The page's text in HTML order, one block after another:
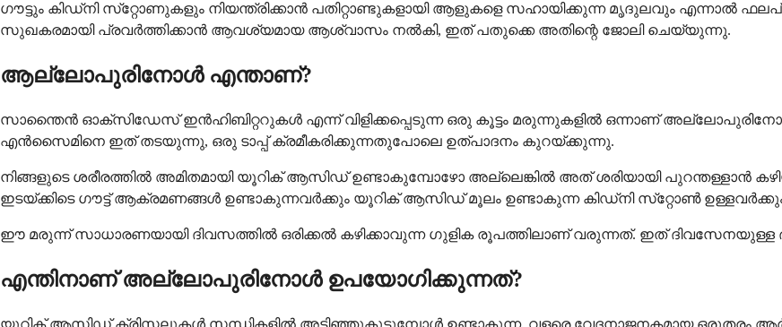
ഗൗട്ടും കിഡ്‌നി സ്‌റ്റോണുകളും നിയന്ത്രിക്കാൻ പതിറ്റാണ്ടുകളായി ആളുകളെ സഹായിക്കുന്ന മൃദുലവും എന്നാൽ
സുഖകരമായി പ്രവർത്തിക്കാൻ ആവശ്യമായ ആശ്വാസം നൽകി, ഇത് പതുക്കെ അതിന്റെ ജോലി ചെയ്യുന്നു.
ആല്ലോപുരിനോൾ എന്താണ്?
സാന്തൈൻ ഓക്സിഡേസ് ഇൻഹിബിറ്ററുകൾ എന്ന് വിളിക്കപ്പെടുന്ന ഒരു കൂട്ടം മരുന്നുകളിൽ ഒന്നാണ്
എൻസൈമിനെ ഇത് തടയുന്നു, ഒരു ടാപ്പ് ക്രമീകരിക്കുന്നതുപോലെ ഉത്പാദനം കുറയ്ക്കുന്നു.
നിങ്ങളുടെ ശരീരത്തിൽ അമിതമായി യൂറിക് ആസിഡ് ഉണ്ടാകുമ്പോഴോ അല്ലെങ്കിൽ അത് ശരിയായി പുറന്തള്ളാൻ
ഇടയ്ക്കിടെ ഗൗട്ട് ആക്രമണങ്ങൾ ഉണ്ടാകുന്നവർക്കും യൂറിക് ആസിഡ് മൂലം ഉണ്ടാകുന്ന കിഡ്‌നി സ്‌റ്റോൺ
ഈ മരുന്ന് സാധാരണയായി ദിവസത്തിൽ ഒരിക്കൽ കഴിക്കാവുന്ന ഗുളിക രൂപത്തിലാണ് വരുന്നത്. ഇത്
എന്തിനാണ് അല്ലോപുരിനോൾ ഉപയോഗിക്കുന്നത്?
യൂറിക് ആസിഡ് ക്രിസ്റ്റലുകൾ സന്ധികളിൽ അടിഞ്ഞുകൂടുമ്പോൾ ഉണ്ടാകുന്ന, വളരെ വേദനാജനകമായ ഒരുതരം